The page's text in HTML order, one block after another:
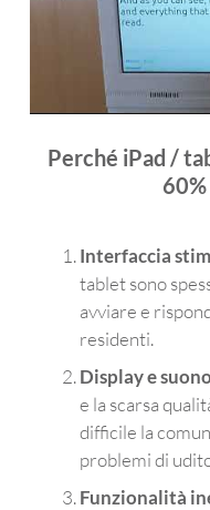
Perché iPad /
Interfaccia
tablet sono
avviare e
residenti.
Display e
e la scarsa
difficile la
problemi di
Funzionalità